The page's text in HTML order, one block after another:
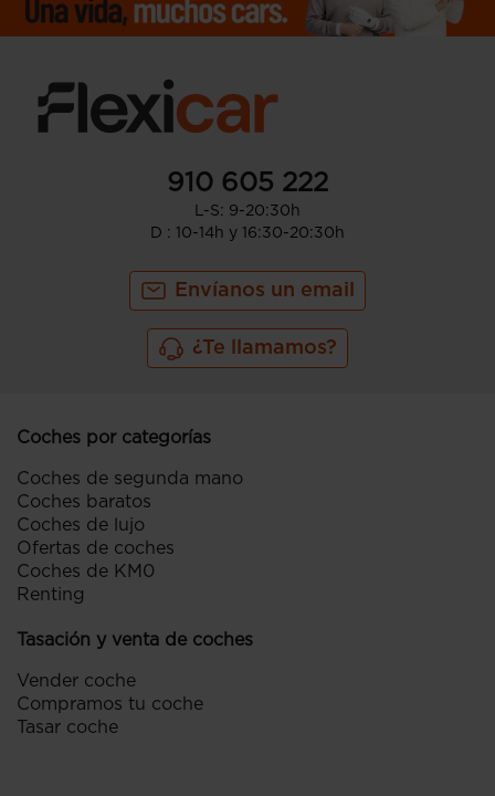
910 605 222
L-S: 9-20:30h
D : 10-14h y 16:30-20:30h
Envíanos un email
¿Te llamamos?
Coches por categorías
Coches de segunda mano
Coches baratos
Coches de lujo
Ofertas de coches
Coches de KM0
Renting
Tasación y venta de coches
Vender coche
Compramos tu coche
Tasar coche